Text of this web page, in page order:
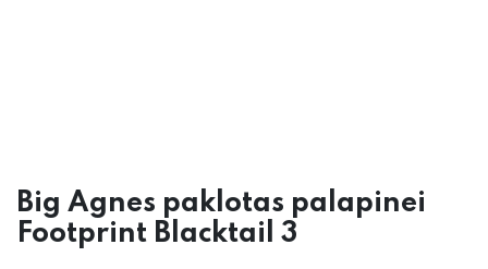
Big Agnes paklotas palapinei
Footprint Blacktail 3